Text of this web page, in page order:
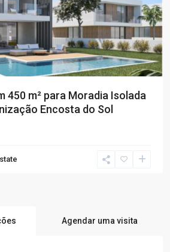
450 m² para Moradia Isolada
Encosta do Sol
Agendar uma visita